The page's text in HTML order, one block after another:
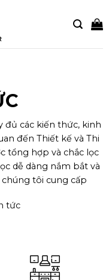
đủ các kiến thức, kinh
đến Thiết kế và Thi
tổng hợp và chắc lọc
dễ dàng nắm bắt và
tôi cung cấp
tức